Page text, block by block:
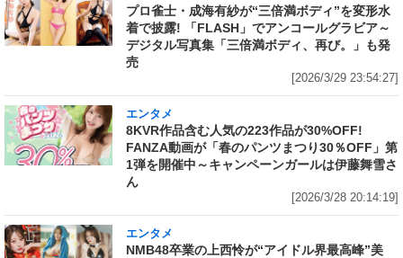
プロ雀士・成海有紗が“三倍満ボディ”を変形水
着で披露! 「FLASH」でアンコールグラビア～
デジタル写真集「三倍満ボディ、再び。」も発
売
[2026/3/29 23:54:27]
エンタメ
8KVR作品含む人気の223作品が30%OFF!
FANZA動画が「春のパンツまつり30％OFF」第
1弾を開催中～キャンペーンガールは伊藤舞雪さ
ん
[2026/3/28 20:14:19]
エンタメ
NMB48卒業の上西怜が“アイドル界最高峰”美